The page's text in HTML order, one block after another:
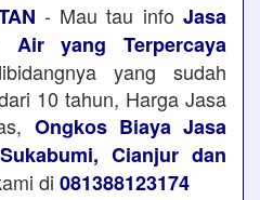
- Mau tau infoJasa
Air yang Terpercaya
yang sudah
10 tahun, Harga Jasa
Ongkos Biaya Jasa
Cianjur dan
di 081388123174